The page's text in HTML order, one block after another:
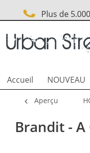
Plus de
Accueil NOUVEAU
Aperçu
Brandit - A